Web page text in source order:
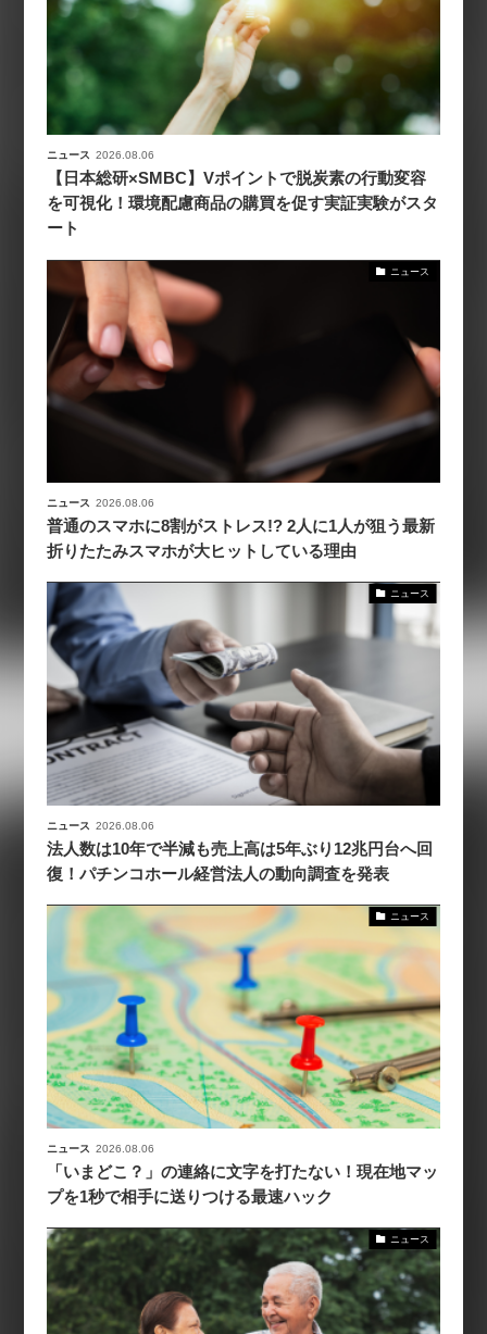
ニュース 2026.08.06
【日本総研×SMBC】Vポイントで脱炭素の行動変容
を可視化！環境配慮商品の購買を促す実証実験がスタ
ート
ニュース
ニュース 2026.08.06
普通のスマホに8割がストレス!? 2人に1人が狙う最新
折りたたみスマホが大ヒットしている理由
ニュース
ニュース 2026.08.06
法人数は10年で半減も売上高は5年ぶり12兆円台へ回
復！パチンコホール経営法人の動向調査を発表
ニュース
ニュース 2026.08.06
「いまどこ？」の連絡に文字を打たない！現在地マッ
プを1秒で相手に送りつける最速ハック
ニュース